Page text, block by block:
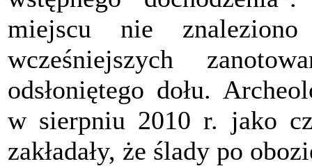
miejscu nie
wcześniejszych
odsłoniętego dołu.
w sierpniu 2010 r. jako
zakładały, że ślady po